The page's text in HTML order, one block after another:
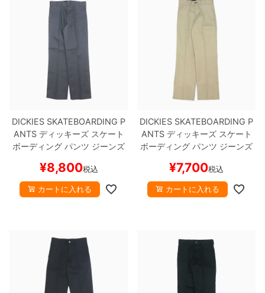
DICKIES SKATEBOARDING P
ANTSディッキーズ スケート
ボーディング パンツ ジーンズ
CHARCOALスケートボ
ード スケボー
¥8,800税込
カートに入れる
DICKIES SKATEBOARDING P
ANTSディッキーズ スケート
ボーディング パンツ ジーンズ
DESERT SANDスケートボー
ド スケボー
¥7,700税込
カートに入れる